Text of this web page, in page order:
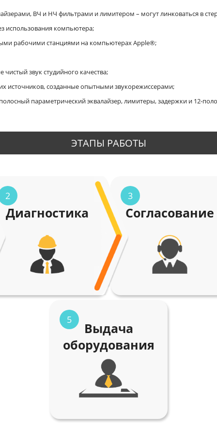
ВЧ и НЧ фильтрами и лимитером – могут линковаться в
использования компьютера;
рабочими станциями на компьютерах Apple®;
звук студийного качества;
источников, созданные опытными звукорежиссерами;
параметрический эквалайзер, лимитеры, задержки и 12-
ЭТАПЫ РАБОТЫ
2
Диагностика
3
Согласование
5
Выдача
оборудования